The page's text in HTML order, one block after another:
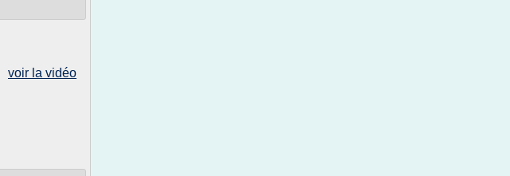
voir la vidéo